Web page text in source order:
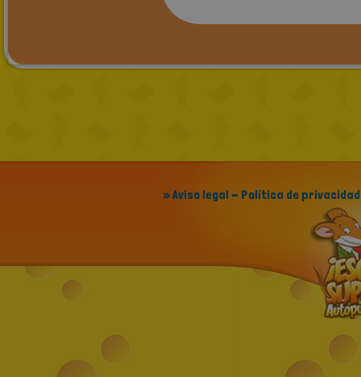
» Aviso legal - Política de privacidad